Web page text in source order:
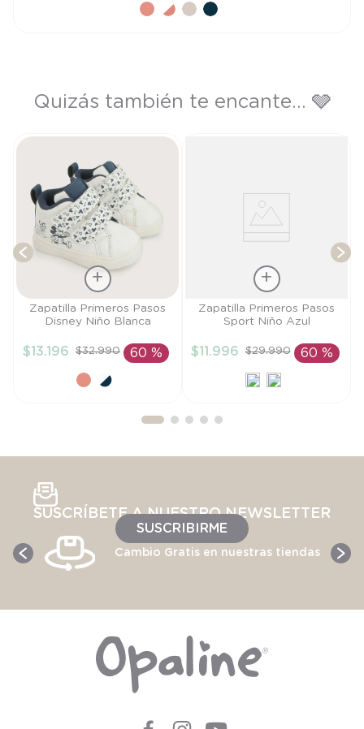
Quizás también te encante... 🩶
Talla
AÑADIR AL
CARRITO
Zapatilla Primeros Pasos
Disney Niño Blanca
$13.196 $32.990 60 %
Talla
AÑADIR AL
CARRITO
Zapatilla Primeros Pasos
Sport Niño Azul
$11 .996 $29.990 60 %
SUSCRÍBETE A NUESTRO NEWSLETTER
SUSCRIBIRME
Cambio Gratis en nuestras tiendas